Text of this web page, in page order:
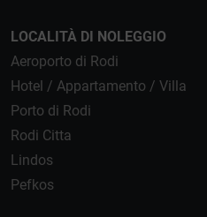
LOCALITÀ DI NOLEGGIO
Aeroporto di Rodi
Hotel / Appartamento / Villa
Porto di Rodi
Rodi Citta
Lindos
Pefkos